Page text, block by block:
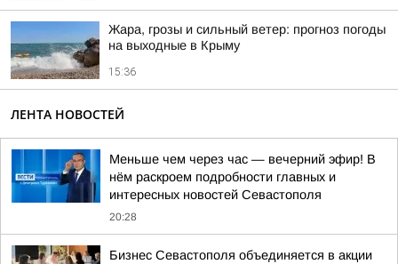
Жара, грозы и сильный ветер: прогноз погоды
на выходные в Крыму
15:36
ЛЕНТА НОВОСТЕЙ
Меньше чем через час — вечерний эфир! В
нём раскроем подробности главных и
интересных новостей Севастополя
20:28
Бизнес Севастополя объединяется в акции